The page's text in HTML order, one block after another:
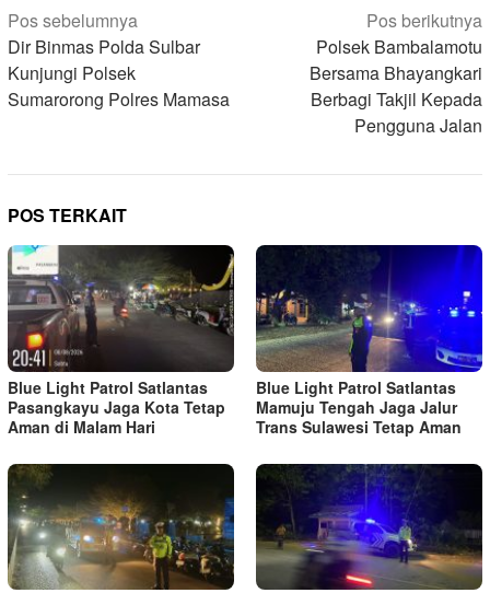
Navigasi
pos
Pos sebelumnya
Dir Binmas Polda Sulbar
Kunjungi Polsek
Sumarorong Polres Mamasa
Pos berikutnya
Polsek Bambalamotu
Bersama Bhayangkari
Berbagi Takjil Kepada
Pengguna Jalan
POS TERKAIT
Blue Light Patrol Satlantas
Pasangkayu Jaga Kota Tetap
Aman di Malam Hari
Blue Light Patrol Satlantas
Mamuju Tengah Jaga Jalur
Trans Sulawesi Tetap Aman